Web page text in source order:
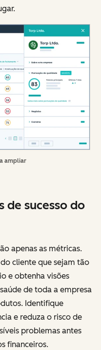
ampliar
de sucesso do
apenas as métricas.
cliente que sejam tão
e obtenha visões
de toda a empresa
Identifique
e reduza o risco de
problemas antes
financeiros.